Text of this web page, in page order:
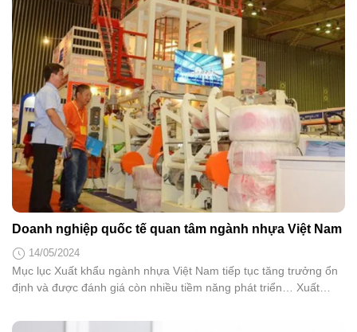
Doanh nghiệp quốc tế quan tâm ngành nhựa Việt Nam
14/05/2024
Mục lục Xuất khẩu ngành nhựa Việt Nam tiếp tục tăng trưởng ổn
định và được đánh giá còn nhiều tiềm năng phát triển… Xuất
đánh giá còn nhiều tiềm năng phát triển. Điều này dẫn đến các